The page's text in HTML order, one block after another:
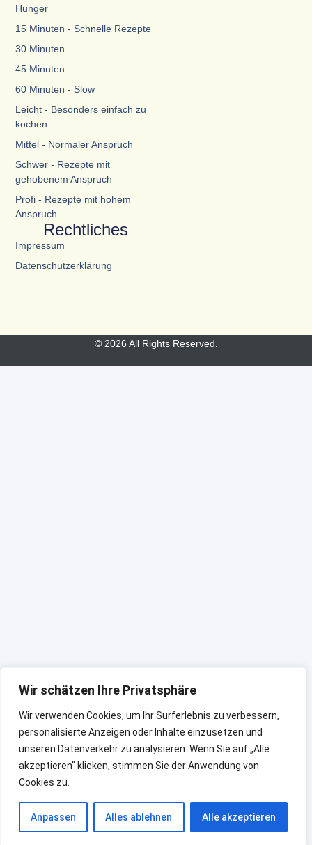
Wir schätzen Ihre Privatsphäre
Wir verwenden Cookies, um Ihr Surferlebnis zu verbessern,
personalisierte Anzeigen oder Inhalte einzusetzen und
unseren Datenverkehr zu analysieren. Wenn Sie auf „Alle
akzeptieren" klicken, stimmen Sie der Anwendung von
Cookies zu.
Anpassen Alles ablehnen Alle akzeptieren
Hunger
15 Minuten - Schnelle Rezepte
30 Minuten
45 Minuten
60 Minuten - Slow
Leicht - Besonders einfach zu
kochen
Mittel - Normaler Anspruch
Schwer - Rezepte mit
gehobenem Anspruch
Profi - Rezepte mit hohem
Anspruch
Rechtliches
Impressum
Datenschutzerklärung
© 2026 All Rights Reserved.